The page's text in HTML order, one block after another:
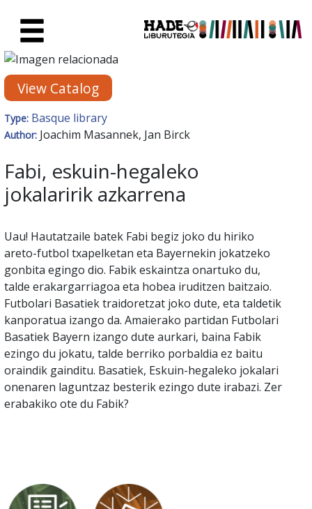
New Books Card - Liburutegia
View Catalog
Type: Basque library
Author: Joachim Masannek, Jan Birck
Fabi, eskuin-hegaleko
jokalaririk azkarrena
Uau! Hautatzaile batek Fabi begiz joko du hiriko
areto-futbol txapelketan eta Bayernekin jokatzeko
gonbita egingo dio. Fabik eskaintza onartuko du,
talde erakargarriagoa eta hobea iruditzen baitzaio.
Futbolari Basatiek traidoretzat joko dute, eta taldetik
kanporatua izango da. Amaierako partidan Futbolari
Basatiek Bayern izango dute aurkari, baina Fabik
ezingo du jokatu, talde berriko porbaldia ez baitu
oraindik gainditu. Basatiek, Eskuin-hegaleko jokalari
onenaren laguntzaz besterik ezingo dute irabazi. Zer
erabakiko ote du Fabik?